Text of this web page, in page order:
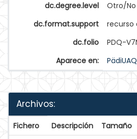
dc.degree.level
Otro/
dc.format.support
recurso
dc.folio
PDQ-
Aparece en:
Archivos:
Fichero Descripción Tamaño